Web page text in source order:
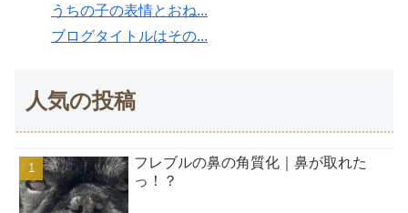
うちの子の表情とおね...
ブログタイトルはその...
人気の投稿
フレブルの鼻の角質化｜鼻が取れた
っ！？